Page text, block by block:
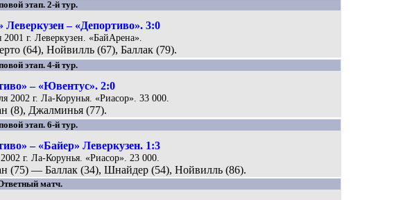
этап. 2-й тур.
Леверкузен – «Депортиво». 3:0
2001 г. Леверкузен. «БайАрена».
(64), Нойвилль (67), Баллак (79).
этап. 4-й тур.
– «Ювентус». 2:0
2002 г. Ла-Корунья. «Риасор». 33 000.
(8), Джалминья (77).
этап. 6-й тур.
– «Байер» Леверкузен. 1:3
г. Ла-Корунья. «Риасор». 23 000.
(75) — Баллак (34), Шнайдер (54), Нойвилль (86).
матч.